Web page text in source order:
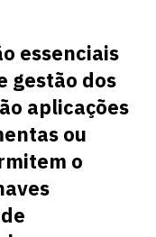
essenciais
gestão dos
aplicações
ou
o